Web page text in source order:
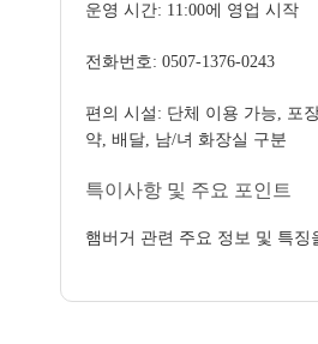
운영 시간: 11:00에 영업 시작
전화번호: 0507-1376-0243
편의 시설: 단체 이용 가능, 포
약, 배달, 남/녀 화장실 구분
특이사항 및 주요 포인트
햄버거 관련 주요 정보 및 특징